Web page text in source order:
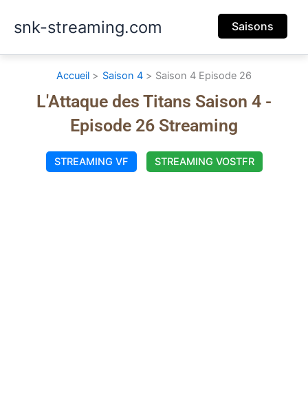
snk-streaming.com Saisons
Accueil Saison 4 Saison 4 Episode 26
L'Attaque des Titans Saison 4 -
Episode 26 Streaming
STREAMING VF STREAMING VOSTFR